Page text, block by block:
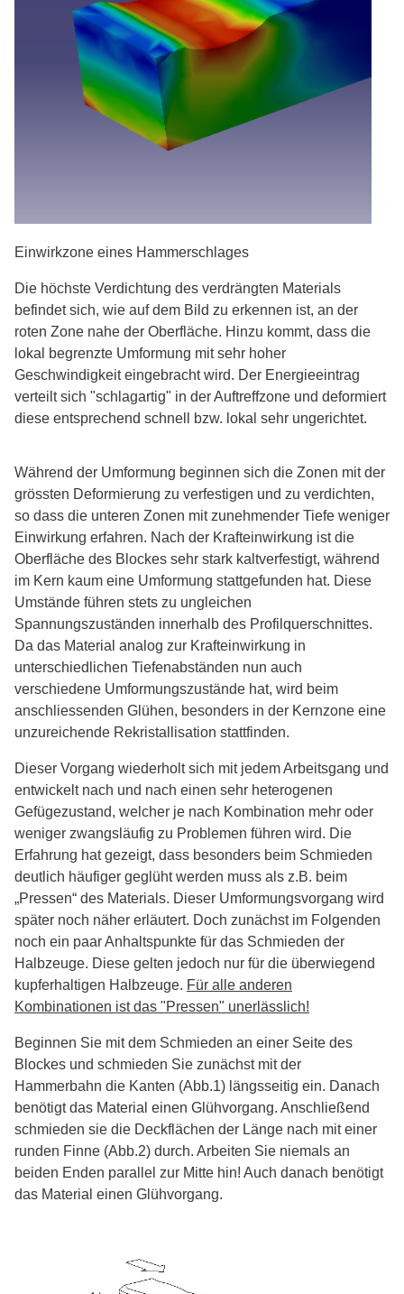
Einwirkzone eines Hammerschlages
Die höchste Verdichtung des verdrängten Materials
befindet sich, wie auf dem Bild zu erkennen ist, an der
roten Zone nahe der Oberfläche. Hinzu kommt, dass die
lokal begrenzte Umformung mit sehr hoher
Geschwindigkeit eingebracht wird. Der Energieeintrag
verteilt sich "schlagartig" in der Auftreffzone und deformiert
diese entsprechend schnell bzw. lokal sehr ungerichtet.
Während der Umformung beginnen sich die Zonen mit der
grössten Deformierung zu verfestigen und zu verdichten,
so dass die unteren Zonen mit zunehmender Tiefe weniger
Einwirkung erfahren. Nach der Krafteinwirkung ist die
Oberfläche des Blockes sehr stark kaltverfestigt, während
im Kern kaum eine Umformung stattgefunden hat. Diese
Umstände führen stets zu ungleichen
Spannungszuständen innerhalb des Profilquerschnittes.
Da das Material analog zur Krafteinwirkung in
unterschiedlichen Tiefenabständen nun auch
verschiedene Umformungszustände hat, wird beim
anschliessenden Glühen, besonders in der Kernzone eine
unzureichende Rekristallisation stattfinden.
Dieser Vorgang wiederholt sich mit jedem Arbeitsgang und
entwickelt nach und nach einen sehr heterogenen
Gefügezustand, welcher je nach Kombination mehr oder
weniger zwangsläufig zu Problemen führen wird. Die
Erfahrung hat gezeigt, dass besonders beim Schmieden
deutlich häufiger geglüht werden muss als z.B. beim
„Pressen“ des Materials. Dieser Umformungsvorgang wird
später noch näher erläutert. Doch zunächst im Folgenden
noch ein paar Anhaltspunkte für das Schmieden der
Halbzeuge. Diese gelten jedoch nur für die überwiegend
kupferhaltigen Halbzeuge. Für alle anderen
Kombinationen ist das "Pressen" unerlässlich!
Beginnen Sie mit dem Schmieden an einer Seite des
Blockes und schmieden Sie zunächst mit der
Hammerbahn die Kanten (Abb.1) längsseitig ein. Danach
benötigt das Material einen Glühvorgang. Anschließend
schmieden sie die Deckflächen der Länge nach mit einer
runden Finne (Abb.2) durch. Arbeiten Sie niemals an
beiden Enden parallel zur Mitte hin! Auch danach benötigt
das Material einen Glühvorgang.